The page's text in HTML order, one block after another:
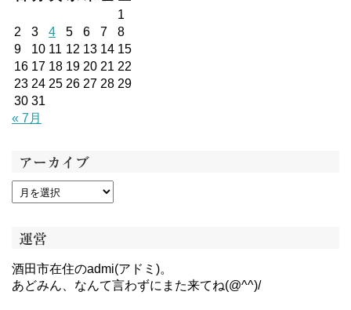
1
2
3 4 5 6 7
8
9
10 11 12 13 14 15
16 17 18 19 20 21 22
23 24 25 26 27 28 29
30 31
« 7月
アーカイブ
運営
酒田市在住のadmi(アドミ)。
あどみん、なんて言わずにまた来てね(@^^)/